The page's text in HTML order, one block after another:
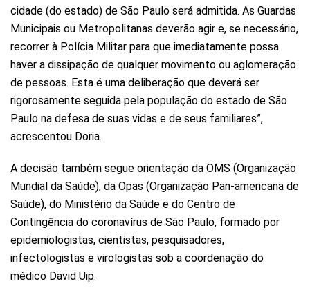
cidade (do estado) de São Paulo será admitida. As Guardas
Municipais ou Metropolitanas deverão agir e, se necessário,
recorrer à Polícia Militar para que imediatamente possa
haver a dissipação de qualquer movimento ou aglomeração
de pessoas. Esta é uma deliberação que deverá ser
rigorosamente seguida pela população do estado de São
Paulo na defesa de suas vidas e de seus familiares”,
acrescentou Doria.
A decisão também segue orientação da OMS (Organização
Mundial da Saúde), da Opas (Organização Pan-americana de
Saúde), do Ministério da Saúde e do Centro de
Contingência do coronavírus de São Paulo, formado por
epidemiologistas, cientistas, pesquisadores,
infectologistas e virologistas sob a coordenação do
médico David Uip.